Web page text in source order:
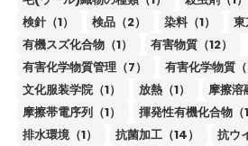
検針（1）
検品（2） 染料（1）
東
有機スズ化合物（1）
有害物質（12）
有害化学物質管理（7）
有害化学物質（
文化服装学院（1）
放熱（1）
摩擦溶
摩擦帯電序列（1）
揮発性有機化合物（1
排水環境（1）
抗菌加工（14）
抗ウ